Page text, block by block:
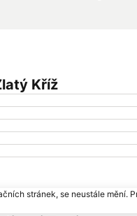
Kříž
stránek, se neustále mění.